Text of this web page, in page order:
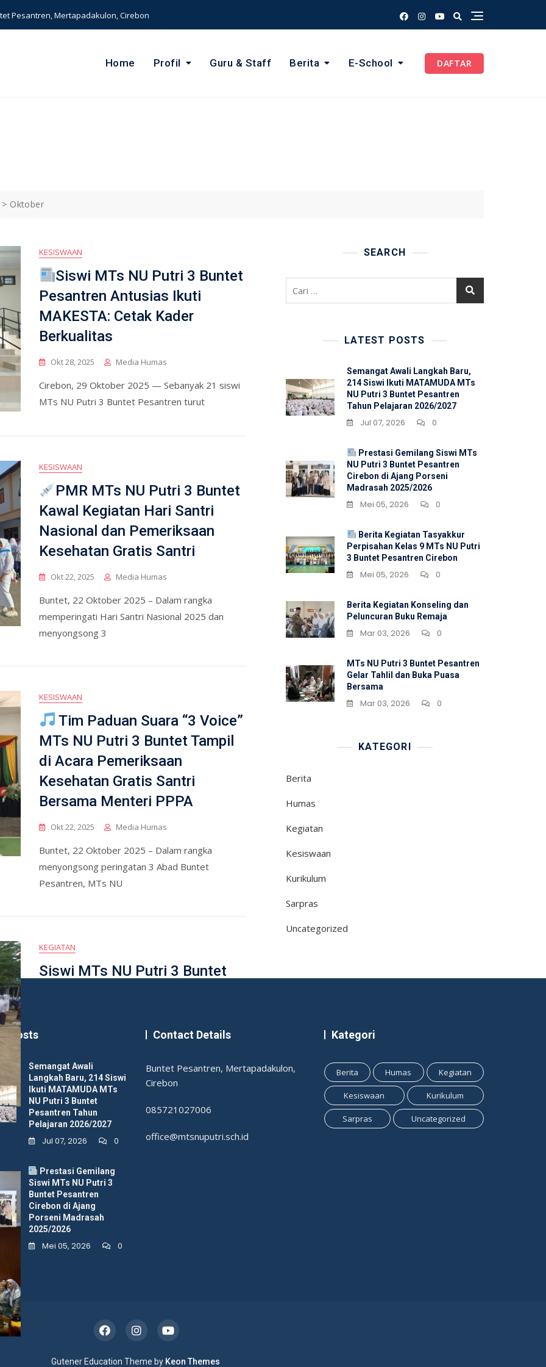
Pesantren, Mertapadakulon, Cirebon
Home Profil Guru & Staff Berita E-School DAFTAR
> Oktober
KESISWAAN
Siswi MTs NU Putri 3 Buntet
Pesantren Antusias Ikuti
MAKESTA: Cetak Kader
Berkualitas
Okt 28, 2025 Media Humas
Cirebon, 29 Oktober 2025 — Sebanyak 21 siswi
MTs NU Putri 3 Buntet Pesantren turut
KESISWAAN
PMR MTs NU Putri 3 Buntet
Kawal Kegiatan Hari Santri
Nasional dan Pemeriksaan
Kesehatan Gratis Santri
Okt 22, 2025 Media Humas
Buntet, 22 Oktober 2025 – Dalam rangka
memperingati Hari Santri Nasional 2025 dan
menyongsong 3
KESISWAAN
Tim Paduan Suara “3 Voice”
MTs NU Putri 3 Buntet Tampil
di Acara Pemeriksaan
Kesehatan Gratis Santri
Bersama Menteri PPPA
Okt 22, 2025 Media Humas
Buntet, 22 Oktober 2025 – Dalam rangka
menyongsong peringatan 3 Abad Buntet
Pesantren, MTs NU
KEGIATAN
Siswi MTs NU Putri 3 Buntet
Buntet, 22 Oktober 2025 — Dalam semangat
memperingati Hari Santri Nasional, para siswi
dari MTs
KURIKULUM
Penilaian Kinerja Guru MTs
NU Putri 3 Buntet Pesantren:
Komitmen Meningkatkan Mutu
Buntet Pesantren melaksanakan kegiatan
SEARCH
LATEST POSTS
Semangat Awali Langkah Baru,
214 Siswi Ikuti MATAMUDA MTs
NU Putri 3 Buntet Pesantren
Tahun Pelajaran 2026/2027
Jul 07, 2026 0
Prestasi Gemilang Siswi MTs
NU Putri 3 Buntet Pesantren
Cirebon di Ajang Porseni
Madrasah 2025/2026
Mei 05, 2026 0
Berita Kegiatan Tasyakkur
Perpisahan Kelas 9 MTs NU Putri
3 Buntet Pesantren Cirebon
Mei 05, 2026 0
Berita Kegiatan Konseling dan
Peluncuran Buku Remaja
Mar 03, 2026 0
MTs NU Putri 3 Buntet Pesantren
Gelar Tahlil dan Buka Puasa
Bersama
Mar 03, 2026 0
KATEGORI
Berita
Humas
Kegiatan
Kesiswaan
Kurikulum
Sarpras
Uncategorized
Posts
Semangat Awali
Langkah Baru, 214 Siswi
Ikuti MATAMUDA MTs
NU Putri 3 Buntet
Pesantren Tahun
Pelajaran 2026/2027
Jul 07, 2026 0
Prestasi Gemilang
Siswi MTs NU Putri 3
Buntet Pesantren
Cirebon di Ajang
Porseni Madrasah
2025/2026
Mei 05, 2026 0
Contact Details
Buntet Pesantren, Mertapadakulon,
Cirebon
085721027006
office@mtsnuputri.sch.id
Kategori
Berita Humas Kegiatan
Kesiswaan Kurikulum
Sarpras Uncategorized
Gutener Education Theme by Keon Themes